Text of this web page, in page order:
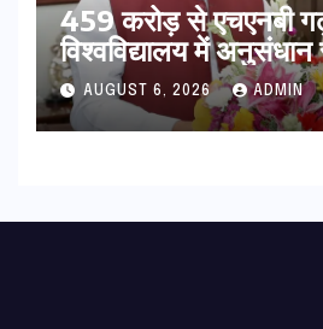
459 करोड़ से एचएनबी
विश्वविद्यालय में अनुसंधान
सुदृढ,उच्च शिक्षा मंत्री
नवनियुक्त केन्द्रीय शिक्षा
मुलाकात
AUGUST 6, 2026 ADMIN